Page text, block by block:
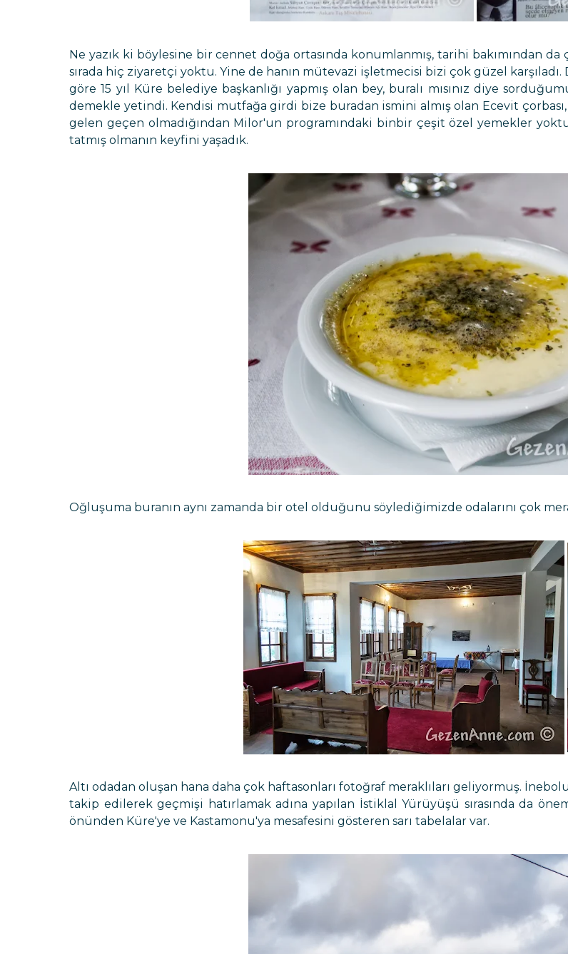
Ne yazık ki böylesine bir cennet doğa ortasında konumlanmış, tarihi bakımından
sırada hiç ziyaretçi yoktu. Yine de hanın mütevazi işletmecisi bizi çok güzel
göre 15 yıl Küre belediye başkanlığı yapmış olan bey, buralı mısınız diye
demekle yetindi. Kendisi mutfağa girdi bize buradan ismini almış olan Ecevit çorbası,
gelen geçen olmadığından Milor'un programındaki binbir çeşit özel yemekler
tatmış olmanın keyfini yaşadık.
Oğluşuma buranın aynı zamanda bir otel olduğunu söylediğimizde odalarını çok
Altı odadan oluşan hana daha çok haftasonları fotoğraf meraklıları geliyormuş.
takip edilerek geçmişi hatırlamak adına yapılan İstiklal Yürüyüşü sırasında da
önünden Küre'ye ve Kastamonu'ya mesafesini gösteren sarı tabelalar var.